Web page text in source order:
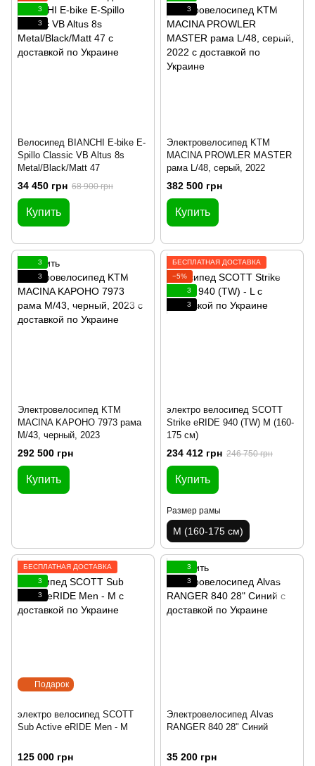
3
3
Велосипед BIANCHI E-bike E-
Spillo Classic VB Altus 8s
Metal/Black/Matt 47
34 450 грн 68 900 грн
Купить
3
Электровелосипед KTM
MACINA PROWLER MASTER
рама L/48, серый, 2022
382 500 грн
Купить
3
3
Электровелосипед KTM
MACINA KAPOHO 7973 рама
M/43, черный, 2023
292 500 грн
Купить
БЕСПЛАТНАЯ ДОСТАВКА
−5%
3
3
электро велосипед SCOTT
Strike eRIDE 940 (TW) M (160-
175 см)
234 412 грн 246 750 грн
Купить
Размер рамы
M (160-175 см)
Подарок
БЕСПЛАТНАЯ ДОСТАВКА
3
3
электро велосипед SCOTT
Sub Active eRIDE Men - M
125 000 грн
3
3
Электровелосипед Alvas
RANGER 840 28" Синий
35 200 грн